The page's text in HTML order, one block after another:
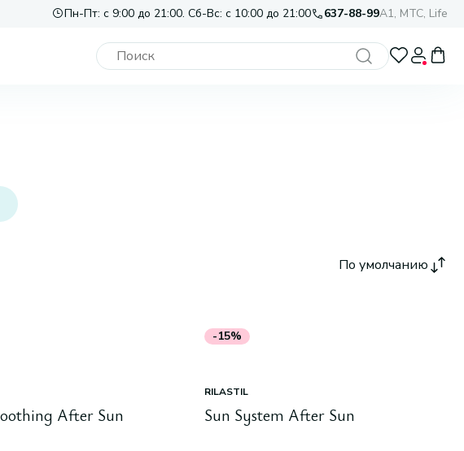
Пн-Пт: с 9:00 до 21:00. Сб-Вс: с 10:00 до 21:00 637-88-99A1, МТС, Life
По умолчанию
After Sun
-15%
RILASTIL
Sun System After Sun